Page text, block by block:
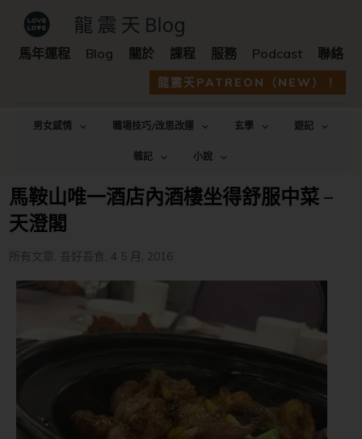
馬年運程 Blog 關於 課程 服務 Podcast 聯絡
龍震天PATREON（NEW）！
男女感情 職場技巧/改思改運 玄學
遊記
雜記
小說
馬鞍山唯一酒店內酒樓坐得舒服中菜 –
天澄閣
所有文章 , 吾好吾食, 4 5 月, 2016